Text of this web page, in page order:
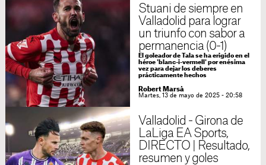
Stuani de siempre en
Valladolid para lograr
un triunfo con sabor a
permanencia (0-1)
El goleador de Tala se ha erigido en el
héroe 'blanc-i-vermell' por enésima
vez para dejar los deberes
prácticamente hechos
Robert Marsà
Martes, 13 de mayo de 2025 - 20:58
Valladolid - Girona de
LaLiga EA Sports,
DIRECTO | Resultado,
resumen y goles